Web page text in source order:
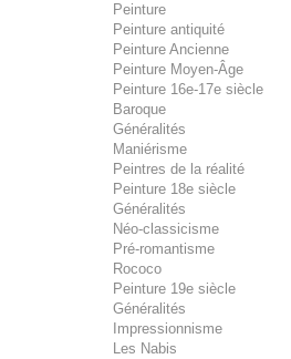
Peinture
Peinture antiquité
Peinture Ancienne
Peinture Moyen-Âge
Peinture 16e-17e siècle
Baroque
Généralités
Maniérisme
Peintres de la réalité
Peinture 18e siècle
Généralités
Néo-classicisme
Pré-romantisme
Rococo
Peinture 19e siècle
Généralités
Impressionnisme
Les Nabis